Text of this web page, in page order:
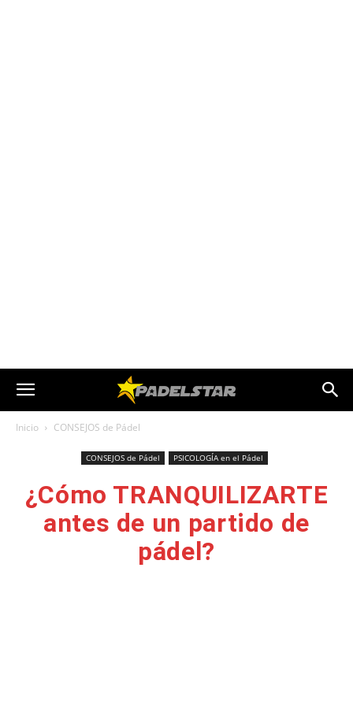
Inicio CONSEJOS de Pádel
CONSEJOS de Pádel PSICOLOGÍA en el Pádel
¿Cómo TRANQUILIZARTE
antes de un partido de
pádel?